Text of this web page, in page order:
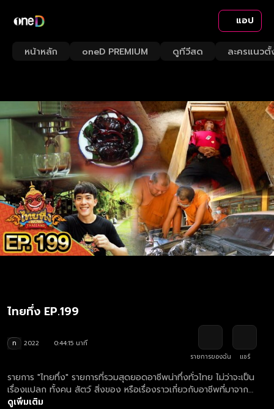
แอป
หน้าหลัก oneD PREMIUM ดูทีวีสด ละครแนวตั้
ไทยทึ่ง EP.199
ท 2022
0:44:15 นาที
รายการของฉัน
แชร์
รายการ "ไทยทึ่ง" รายการที่รวมสุดยอดอาชีพน่าทึ่งทั่วไทย ไม่ว่าจะเป็น
เรื่องแปลก ทั้งคน สัตว์ สิ่งของ หรือเรื่องราวเกี่ยวกับอาชีพที่มาจาก
ภูมิปัญญาคนไทย รวมถึงร้านอาหารเด็ด ๆ ไอเดียแปลก และสถานที่สุด
ดูเพิ่มเติม